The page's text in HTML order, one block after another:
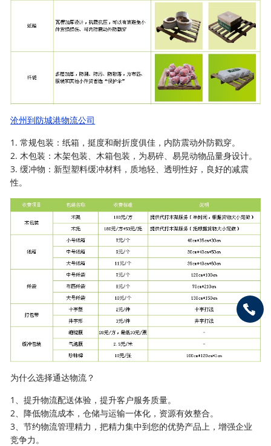
沧州到防城港物流公司
1. 常规包装：纸箱，挺度和耐折度俱佳，内防震动外防戳穿。
2. 木包装：木架包装、木箱包装，为易碎、易晃动物品量身设计。
3. 缓冲物：新型塑料缓冲材料，质地轻、透明性好，良好的减震
性。
为什么选择通达物流？
1、提升物流配送体验，提升客户服务质量。
2、降低物流成本，仓储与运输一体化，资源有效整合。
3、节约物流管理精力，把精力集中到您的优势产品上，增强企业
竞争力。